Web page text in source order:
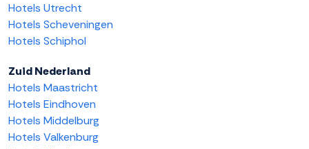
Hotels Utrecht
Hotels Scheveningen
Hotels Schiphol
Zuid Nederland
Hotels Maastricht
Hotels Eindhoven
Hotels Middelburg
Hotels Valkenburg